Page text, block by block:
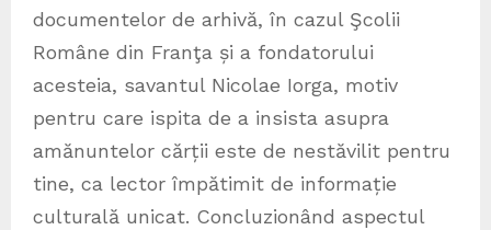
documentelor de arhivă, în cazul Şcolii
Române din Franţa și a fondatorului
acesteia, savantul Nicolae Iorga, motiv
pentru care ispita de a insista asupra
amănuntelor cărții este de nestăvilit pentru
tine, ca lector împătimit de informație
culturală unicat. Concluzionând aspectul